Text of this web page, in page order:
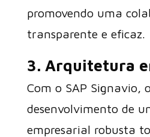
promovendo uma
transparente e eficaz.
3. Arquitetura
Com o SAP Signavio, o
desenvolvimento de
empresarial robusta